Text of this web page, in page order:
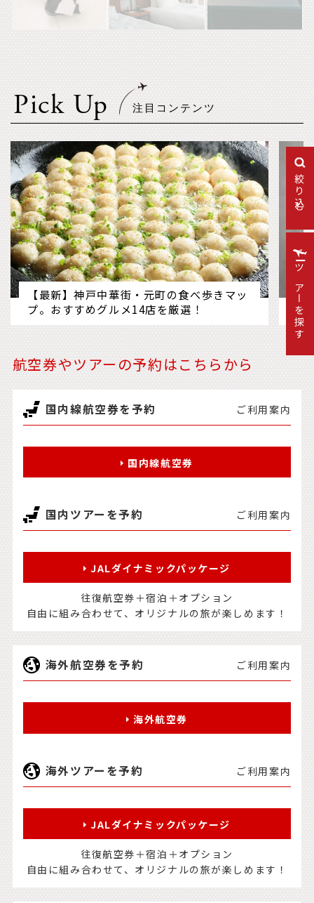
絞り込む
Pick Up
【最新】神戸中華街・元町の食べ歩きマッ
プ。おすすめグルメ14店を厳選！
箱
に
航空券やツアーの予約はこちらから
国内線航空券を予約 ご利用案内
国内線航空券
国内ツアーを予約 ご利用案内
JALダイナミックパッケージ
往復航空券＋宿泊＋オプション
自由に組み合わせて、オリジナルの旅が楽しめます！
海外航空券を予約 ご利用案内
海外航空券
海外ツアーを予約 ご利用案内
JALダイナミックパッケージ
往復航空券＋宿泊＋オプション
自由に組み合わせて、オリジナルの旅が楽しめます！
ツアーを探す